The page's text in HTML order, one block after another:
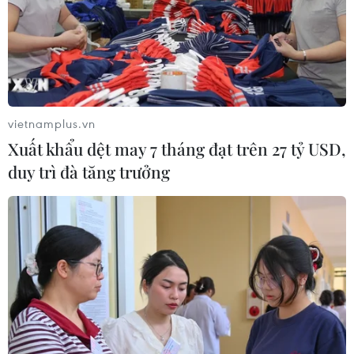
Một số quận, huyện của Hà Nội ghi nhận nhiều bệnh
nhân trong ngày như: Hà Đông (105); Đông Anh (91);
Long Biên (41); Thanh Xuân (29); Nam Từ Liêm (29).
vietnamplus.vn
Xuất khẩu dệt may 7 tháng đạt trên 27 tỷ USD,
duy trì đà tăng trưởng